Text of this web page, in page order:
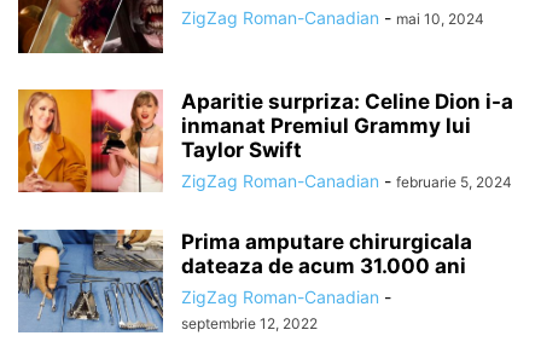
ZigZag Roman-Canadian - mai 10, 2024
Aparitie surpriza: Celine Dion i-a
inmanat Premiul Grammy lui
Taylor Swift
ZigZag Roman-Canadian - februarie 5, 2024
Prima amputare chirurgicala
dateaza de acum 31.000 ani
ZigZag Roman-Canadian -
septembrie 12, 2022